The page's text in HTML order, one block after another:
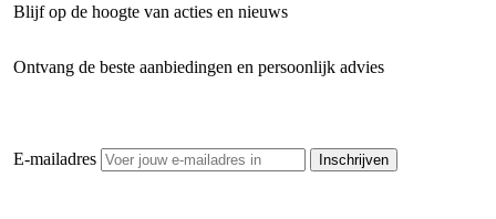
Blijf op de hoogte van acties en nieuws
Ontvang de beste aanbiedingen en persoonlijk advies
E-mailadres Inschrijven